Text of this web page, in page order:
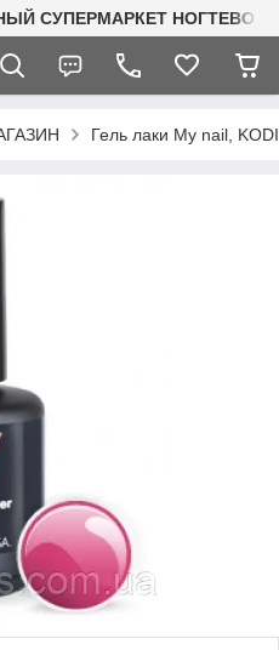
СУПЕРМАРКЕТ
Гель лаки My nail,